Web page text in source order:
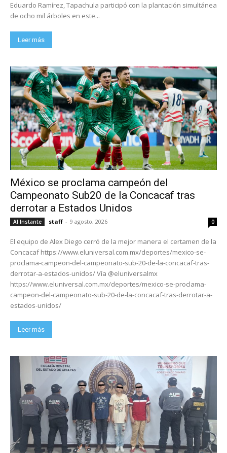
Eduardo Ramírez, Tapachula participó con la plantación simultánea
de ocho mil árboles en este...
Leer más
México se proclama campeón del
Campeonato Sub20 de la Concacaf tras
derrotar a Estados Unidos
Al Instante staff - 9 agosto, 2026 0
El equipo de Alex Diego cerró de la mejor manera el certamen de la
Concacaf https://www.eluniversal.com.mx/deportes/mexico-se-
proclama-campeon-del-campeonato-sub-20-de-la-concacaf-tras-
derrotar-a-estados-unidos/ Vía @eluniversalmx
https://www.eluniversal.com.mx/deportes/mexico-se-proclama-
campeon-del-campeonato-sub-20-de-la-concacaf-tras-derrotar-a-
estados-unidos/
Leer más